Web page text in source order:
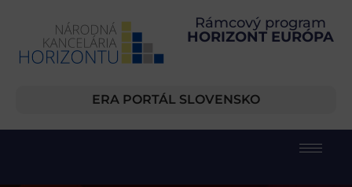
Rámcový program
HORIZONT EURÓPA
ERA PORTÁL SLOVENSKO